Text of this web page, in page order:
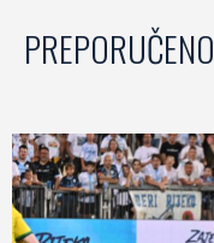
PREPORUČENO